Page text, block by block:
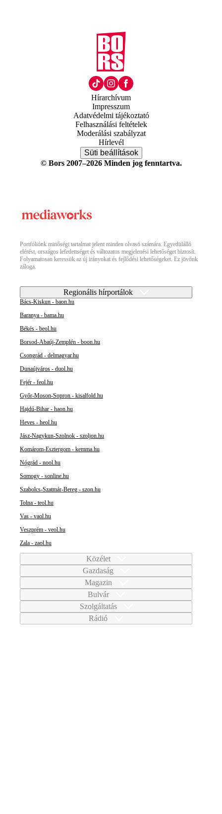
Hírarchívum
Impresszum
Adatvédelmi tájékoztató
Felhasználási feltételek
Moderálási szabályzat
Hírlevél
Süti beállítások
© Bors 2007–2026 Minden jog fenntartva.
Portfóliónk minőségi tartalmat jelent minden olvasó számára. Egyedülálló
elérést, országos lefedettséget és változatos megjelenési lehetőséget biztosít.
Folyamatosan keressük az új irányokat és fejlődési lehetőségeket. Ez jövőnk
záloga.
Regionális hírportálok
Bács-Kiskun - baon.hu
Baranya - bama.hu
Békés - beol.hu
Borsod-Abaúj-Zemplén - boon.hu
Csongrád - delmagyar.hu
Dunaújváros - duol.hu
Fejér - feol.hu
Győr-Moson-Sopron - kisalfold.hu
Hajdú-Bihar - haon.hu
Heves - heol.hu
Jász-Nagykun-Szolnok - szoljon.hu
Komárom-Esztergom - kemma.hu
Nógrád - nool.hu
Somogy - sonline.hu
Szabolcs-Szatmár-Bereg - szon.hu
Tolna - teol.hu
Vas - vaol.hu
Veszprém - veol.hu
Zala - zaol.hu
Közélet
Gazdaság
Magazin
Bulvár
Szolgáltatás
Rádió